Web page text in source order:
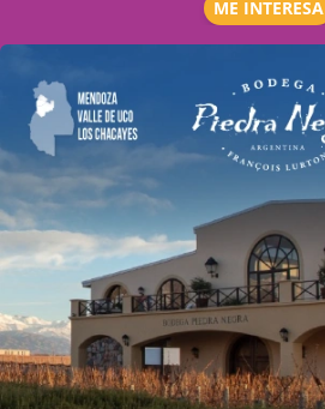
ME INTERESA